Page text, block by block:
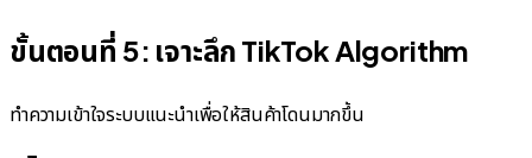
ขั้นตอนที่ 5: เจาะลึก TikTok Algorithm
ทำความเข้าใจระบบแนะนำเพื่อให้สินค้าโดนมากขึ้น